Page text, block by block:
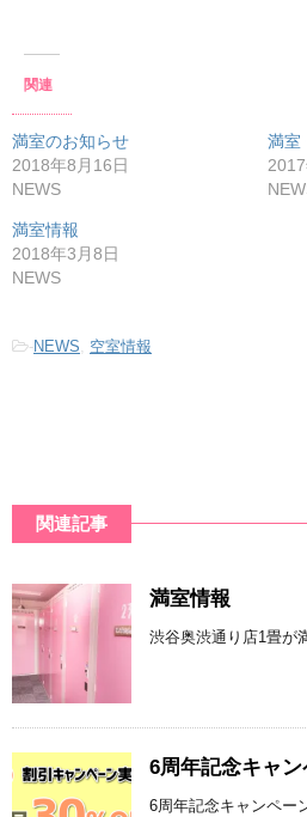
関連
満室のお知らせ
2018年8月16日
NEWS
満室
満室情報
2018年3月8日
NEWS
-NEWS, 空室情報
関連記事
満室情報
渋谷奥渋通り店1畳が
6周年記念キャン
6周年記念キャンペー